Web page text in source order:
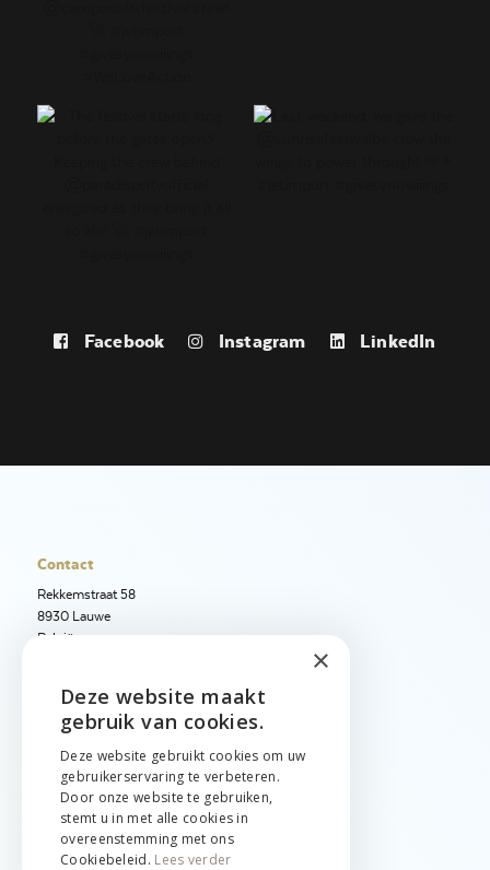
Facebook Instagram LinkedIn
Contact
Rekkemstraat 58
8930 Lauwe
België
+32 56 50 12 95
info@jetimport.be
Taal
English
Nederlands
Français
ENGLISH
FRANÇAIS
×
Deze website maakt
gebruik van cookies.
Deze website gebruikt cookies om uw
gebruikerservaring te verbeteren.
Door onze website te gebruiken,
stemt u in met alle cookies in
overeenstemming met ons
Cookiebeleid. Lees verder